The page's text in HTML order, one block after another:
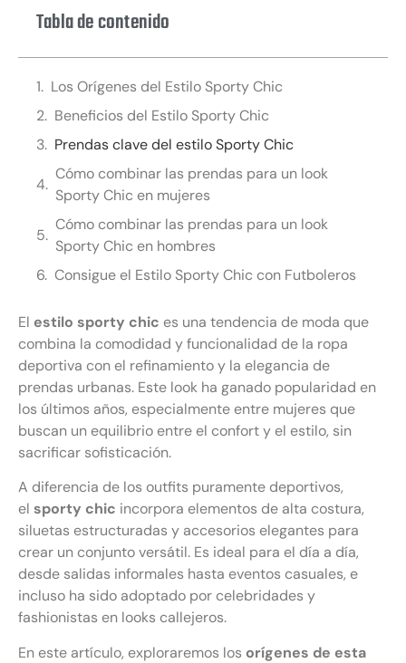
Tabla de contenido
Los Orígenes del Estilo Sporty Chic
Beneficios del Estilo Sporty Chic
Prendas clave del estilo Sporty Chic
Cómo combinar las prendas para un look
Sporty Chic en mujeres
Cómo combinar las prendas para un look
Sporty Chic en hombres
Consigue el Estilo Sporty Chic con Futboleros
El estilo sporty chic es una tendencia de moda que
combina la comodidad y funcionalidad de la ropa
deportiva con el refinamiento y la elegancia de
prendas urbanas. Este look ha ganado popularidad en
los últimos años, especialmente entre mujeres que
buscan un equilibrio entre el confort y el estilo, sin
sacrificar sofisticación.
A diferencia de los outfits puramente deportivos,
el sporty chic incorpora elementos de alta costura,
siluetas estructuradas y accesorios elegantes para
crear un conjunto versátil. Es ideal para el día a día,
desde salidas informales hasta eventos casuales, e
incluso ha sido adoptado por celebridades y
fashionistas en looks callejeros.
En este artículo, exploraremos los orígenes de esta